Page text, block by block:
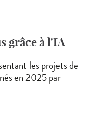
grâce à l'IA
les projets de
en 2025 par